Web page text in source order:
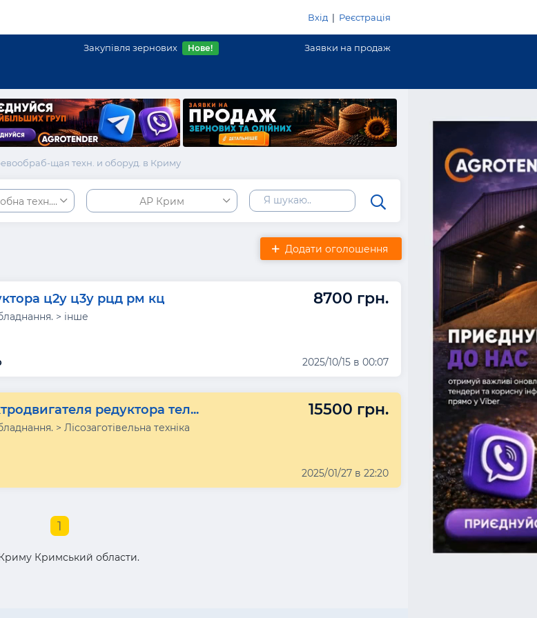
Вхід | Реєстрація
Закупівля зернових Нове! Заявки на продаж
щая техн. и оборуд. в Криму
техн. та обладнання. АР Крим
Додати оголошення
ц2у ц3у рцд рм кц 8700 грн.
> інше
2025/10/15 в 00:07
редуктора тел... 15500 грн.
> Лісозаготівельна техніка
2025/01/27 в 22:20
1
Кримський области.